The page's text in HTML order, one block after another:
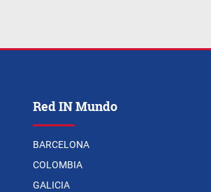
Red IN Mundo
BARCELONA
COLOMBIA
GALICIA